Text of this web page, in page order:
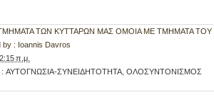
ΤΩΝ ΚΥΤΤΑΡΩΝ ΜΑΣ ΟΜΟΙΑ ΜΕ ΤΜΗΜΑΤΑ
by : Ioannis Davros
2:15 π.μ.
:ΑΥΤΟΓΝΩΣΙΑ-ΣΥΝΕΙΔΗΤΟΤΗΤΑ ,ΟΛΟΣΥΝΤΟΝΙΣΜΟΣ